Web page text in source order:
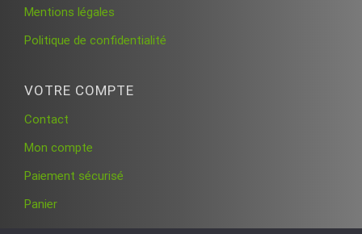
Mentions légales
Politique de confidentialité
VOTRE COMPTE
Contact
Mon compte
Paiement sécurisé
Panier